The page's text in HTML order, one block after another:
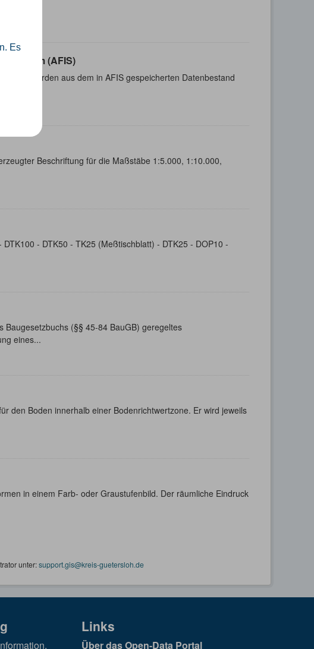
Es
(AFIS)
werden aus dem in AFIS gespeicherten Datenbestand
Beschriftung für die Maßstäbe 1:5.000, 1:10.000,
- DTK50 - TK25 (Meßtischblatt) - DTK25 - DOP10 -
(§§ 45-84 BauGB) geregeltes
eines...
den Boden innerhalb einer Bodenrichtwertzone. Er wird jeweils
in einem Farb- oder Graustufenbild. Der räumliche Eindruck
unter:support.gis@kreis-guetersloh.de
Links
Über das Open-Data Portal